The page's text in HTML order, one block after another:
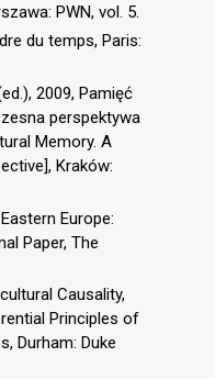
PWN, vol. 5.
du temps, Paris:
2009, Pamięć
perspektywa
Memory. A
Kraków:
Europe:
Paper, The
Causality,
Principles of
Durham: Duke